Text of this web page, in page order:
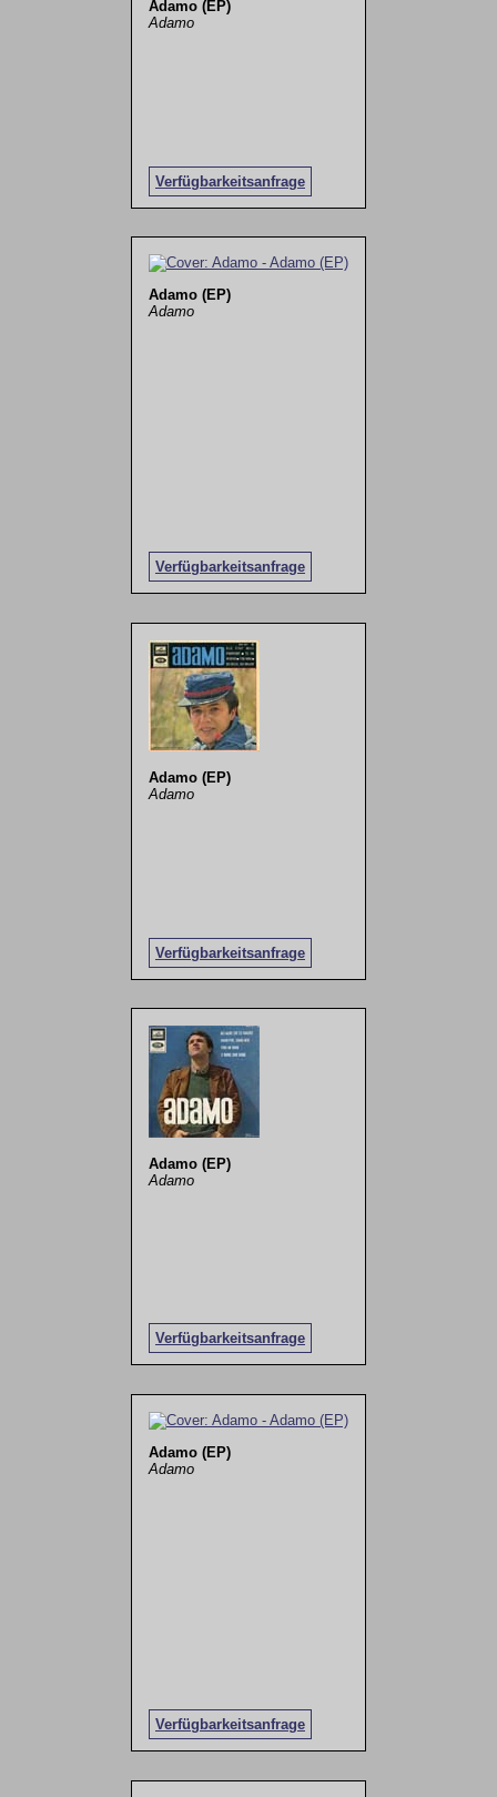
Adamo (EP)
Adamo
Verfügbarkeitsanfrage
Adamo (EP)
Adamo
Verfügbarkeitsanfrage
Adamo (EP)
Adamo
Verfügbarkeitsanfrage
Adamo (EP)
Adamo
Verfügbarkeitsanfrage
Adamo (EP)
Adamo
Verfügbarkeitsanfrage